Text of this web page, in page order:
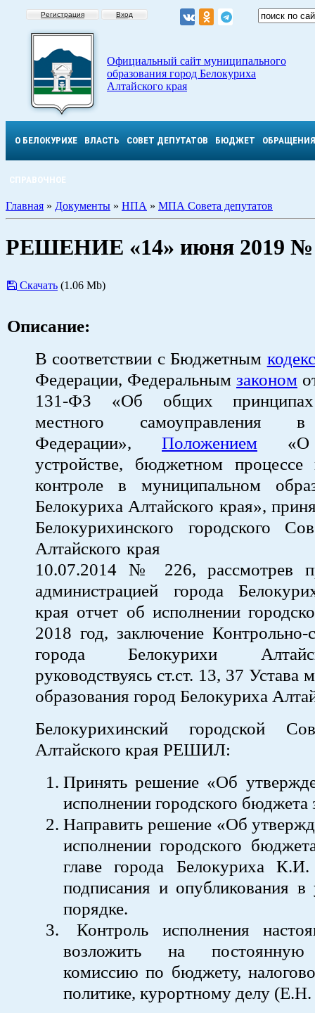
Регистрация Вход
Официальный сайт муниципального
образования город Белокуриха
Алтайского края
О БЕЛОКУРИХЕ ВЛАСТЬ СОВЕТ ДЕПУТАТОВ БЮДЖЕТ ОБРАЩЕНИЯ
СПРАВОЧНОЕ
Главная » Документы » НПА » МПА Совета депутатов
РЕШЕНИЕ «14» июня 2019 №
Скачать (1.06 Mb)
Описание:
В соответствии с Бюджетным
Федерации, Федеральным законом
131-ФЗ «Об общих принципах
местного самоуправления в
Федерации», Положением «О
устройстве, бюджетном
контроле в муниципальном
Белокуриха Алтайского края»,
Белокурихинского городского
Алтайского
10.07.2014 № 226, рассмотрев
администрацией города
края отчет об исполнении
2018 год, заключение Контрольно-
города Белокурихи
руководствуясь ст.ст. 13, 37 Устава
образования город Белокуриха
Белокурихинский городской
Алтайского края РЕШИЛ:
Принять решение «Об
исполнении городского бюджета
Направить решение «Об
исполнении городского
главе города Белокуриха
подписания и опубликования в
порядке.
Контроль исполнения
возложить на постоянную
комиссию по бюджету,
политике, курортному делу